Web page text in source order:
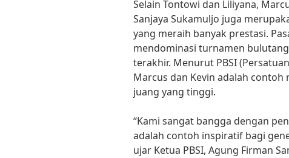
Selain Tontowi dan Liliyana,
Sanjaya Sukamuljo juga
yang meraih banyak prestasi.
mendominasi turnamen
terakhir. Menurut PBSI
Marcus dan Kevin adalah
juang yang tinggi.
“Kami sangat bangga dengan
adalah contoh inspiratif bagi
ujar Ketua PBSI, Agung Firman